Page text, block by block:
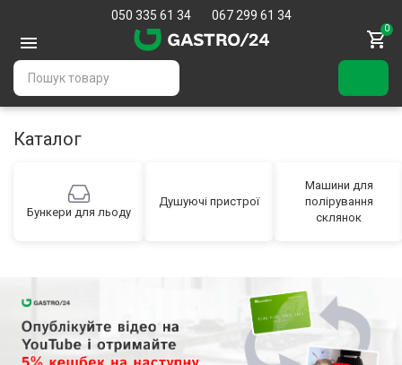
050 335 61 34 067 299 61 34
0
Каталог
Бункери для льоду
Душуючі пристрої
Машини для
полірування
склянок